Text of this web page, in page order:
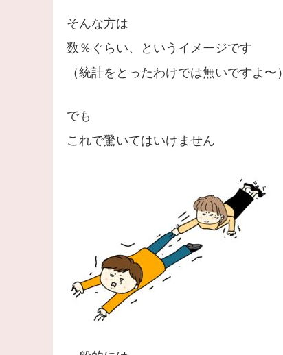
そんな方は
数％ぐらい、というイメージです
（統計をとったわけでは無いですよ〜）
でも
これで驚いてはいけません